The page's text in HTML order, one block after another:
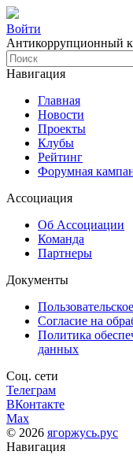
Войти
Антикоррупционный
Навигация
Главная
Новости
Проекты
Клубы
Рейтинг
Форумная
Ассоциация
Об Ассоциации
Команда
Партнеры
Документы
Согласие на
Политика
данных
Соц. сети
Телеграм
ВКонтакте
Max
© 2026 ягоржусь.рус
Навигация